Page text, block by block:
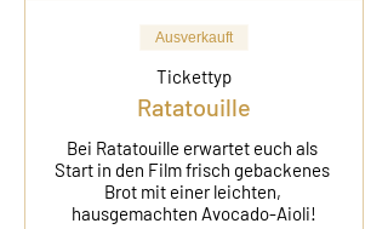
Ausverkauft
Tickettyp
Ratatouille
Bei Ratatouille erwartet euch als
Start in den Film frisch gebackenes
Brot mit einer leichten,
hausgemachten Avocado-Aioli!